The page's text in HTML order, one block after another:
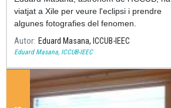
viatjat a Xile per veure l'eclipsi i prendre
algunes fotografies del fenomen.
Autor Eduard Masana, ICCUB-IEEC
Eduard Masana, ICCUB-IEEC